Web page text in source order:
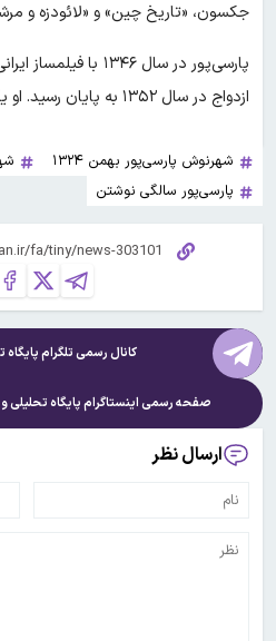
جکسون، «تاریخ چین» و «لائودزه و
پارسی‌پور در سال ۱۳۴۶
ازدواج در سال ۱۳۵۲ به پایان رسید. او یک فرزند داشت.
شهرنوش پارسی‌پور بهمن ۱۳۲۴
پارسی‌پور سالگی نوشتن
کانال رسمی تلگرام
صفحه رسمی اینستاگرام پایگاه تحلیلی
ارسال نظر